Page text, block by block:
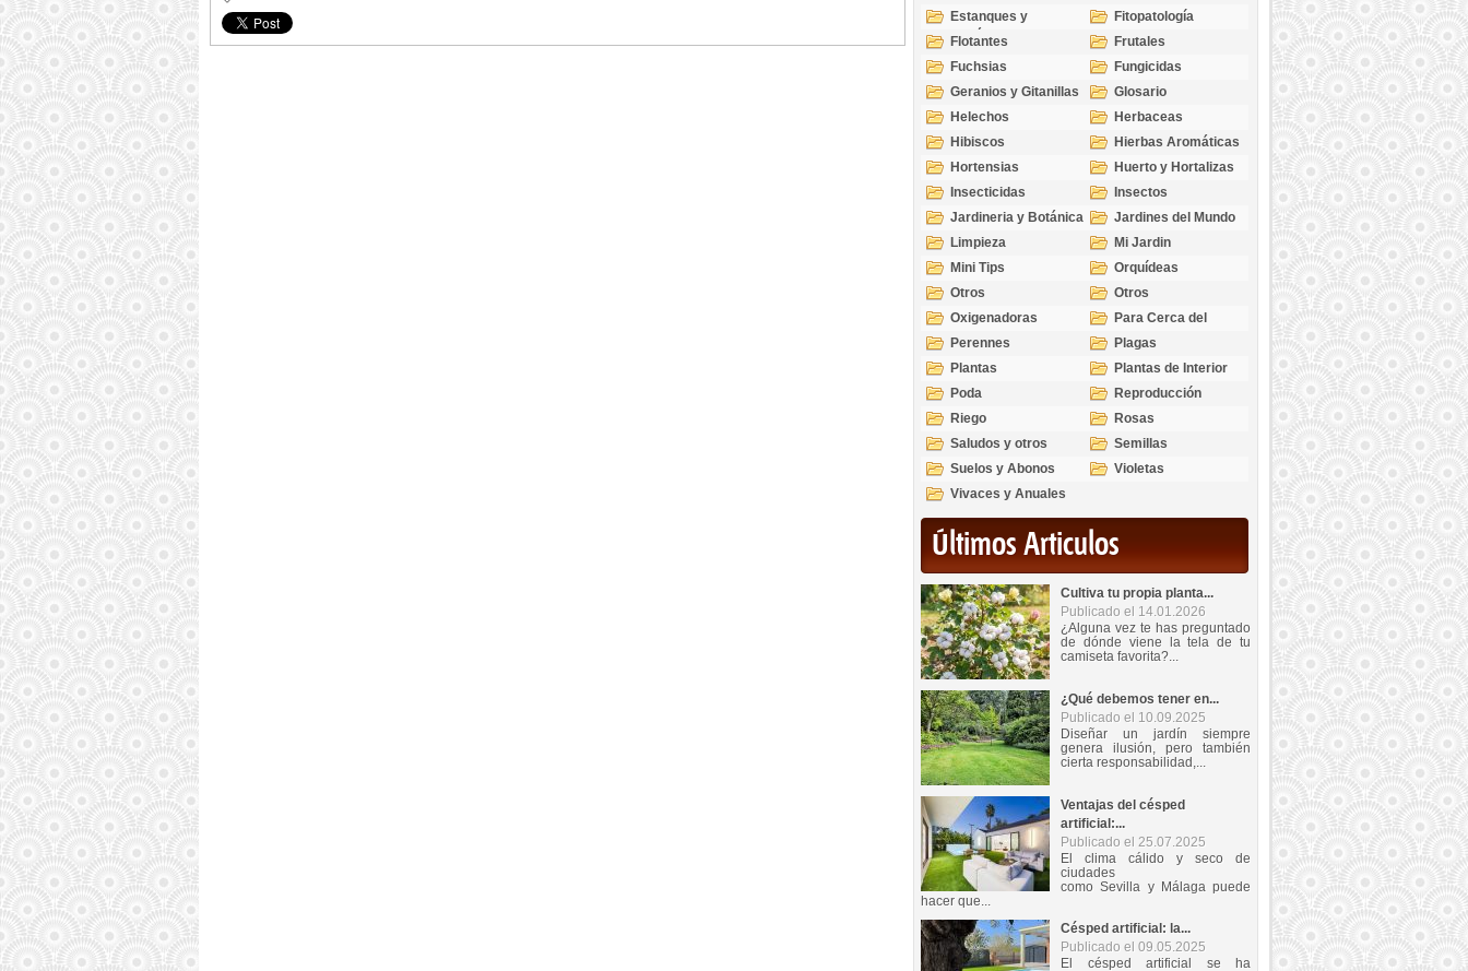
cubresuelos
Estanques y
Acuáticas
Fitopatología
Flotantes
Frutales
Fuchsias
Fungicidas
Geranios y Gitanillas
Glosario
Helechos
Herbaceas
Hibiscos
Hierbas Aromáticas
Hortensias
Huerto y Hortalizas
Insecticidas
Insectos
Jardineria y Botánica
Jardines del Mundo
Limpieza
Mi Jardin
Mini Tips
Orquídeas
Otros
Otros
Oxigenadoras
Para Cerca del
Estanque
Perennes
Plagas
Plantas
Plantas de Interior
Poda
Reproducción
Riego
Rosas
Saludos y otros
temas
Semillas
Suelos y Abonos
Violetas
Vivaces y Anuales
Últimos Articulos
Cultiva tu propia planta...
Publicado el 14.01.2026
¿Alguna vez te has preguntado
de dónde viene la tela de tu
camiseta favorita?...
¿Qué debemos tener en...
Publicado el 10.09.2025
Diseñar un jardín siempre
genera ilusión, pero también
cierta responsabilidad,...
Ventajas del césped
artificial:...
Publicado el 25.07.2025
El clima cálido y seco de
ciudades
como Sevilla y Málaga puede
hacer que...
Césped artificial: la...
Publicado el 09.05.2025
El césped artificial se ha